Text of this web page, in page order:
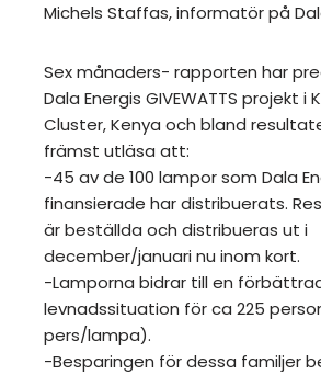
Michels Staffas, informatör på
Sex månaders- rapporten har
Dala Energis GIVEWATTS projekt i
Cluster, Kenya och bland
främst utläsa att:
-45 av de 100 lampor som Dala
finansierade har distribuerats.
är beställda och distribueras ut i
december/januari nu inom kort.
-Lamporna bidrar till en
levnadssituation för ca 225
pers/lampa).
-Besparingen för dessa familjer